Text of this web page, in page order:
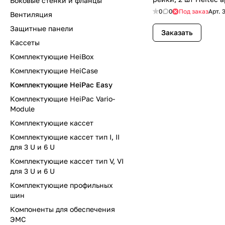
0 0 Под заказАрт.
Заказать
Вентиляция
Защитные панели
Кассеты
Комплектующие HeiBox
Комплектующие HeiCase
Комплектующие HeiPac Easy
Комплектующие HeiPac Vario-
Module
Комплектующие кассет
Комплектующие кассет тип I, II
для 3 U и 6 U
Комплектующие кассет тип V, VI
для 3 U и 6 U
Комплектующие профильных
шин
Компоненты для обеспечения
ЭМС